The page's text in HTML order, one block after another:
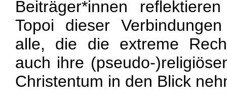
Beiträger*innen
Topoi dieser
alle, die die extreme
auch ihre (pseudo-
Christentum in den Blick